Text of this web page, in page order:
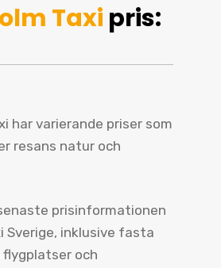
Taxi pris:
har varierande priser som
resans natur och
prisinformationen
Sverige, inklusive fasta
och